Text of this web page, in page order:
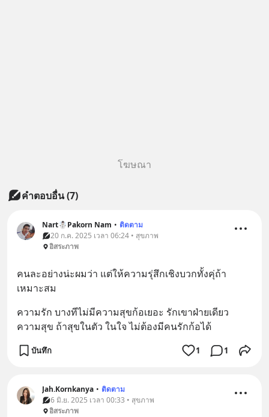
โฆษณา
คำตอบอื่น(7)
Nart☃️Pakorn Nam • ติดตาม
20 ก.ค. 2025 เวลา 06:24 • สุขภาพ
อิสระภาพ
คนละอย่างน่ะผมว่า แต่ให้ความรุ่สึกเชิงบวกทั้งคุ่ถ้า
เหมาะสม
ความรัก บางทีไม่มีความสุขก้อเยอะ รักเขาฝ่ายเดียว
ความสุข ถ้าสุขในตัว ในใจ ไม่ต้องมีคนรักก้อได้
บันทึก 1 1
Jah.Kornkanya • ติดตาม
6 มิ.ย. 2025 เวลา 00:33 • สุขภาพ
อิสระภาพ